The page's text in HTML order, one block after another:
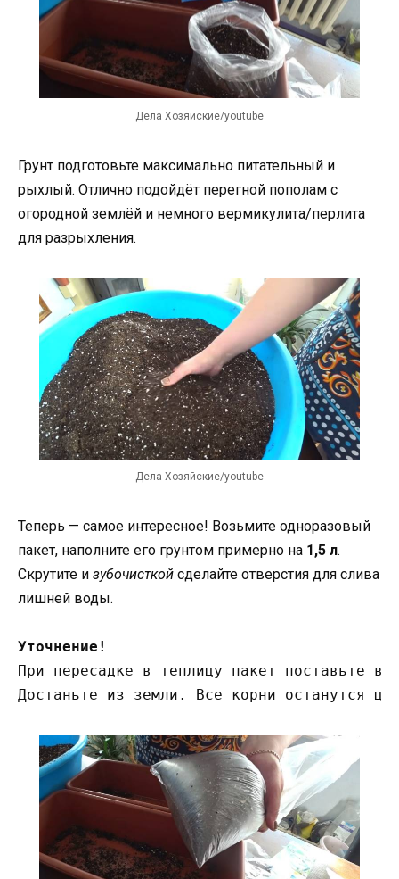
Дела Хозяйские/youtube
Грунт подготовьте максимально питательный и
рыхлый. Отлично подойдёт перегной пополам с
огородной землёй и немного вермикулита/перлита
для разрыхления.
Дела Хозяйские/youtube
Теперь — самое интересное! Возьмите одноразовый
пакет, наполните его грунтом примерно на 1,5 л.
Скрутите и зубочисткой сделайте отверстия для слива
лишней воды.
Уточнение!
При пересадке в теплицу пакет поставьте в
Достаньте из земли. Все корни останутся